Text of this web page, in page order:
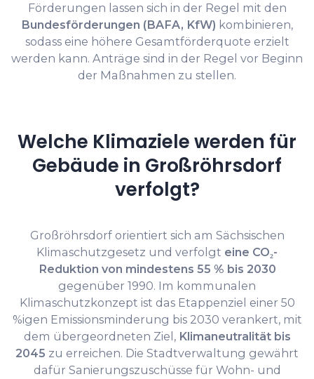
Förderungen lassen sich in der Regel mit den
Bundesförderungen (BAFA, KfW) kombinieren,
sodass eine höhere Gesamtförderquote erzielt
werden kann. Anträge sind in der Regel vor Beginn
der Maßnahmen zu stellen.
Welche Klimaziele werden für
Gebäude in Großröhrsdorf
verfolgt?
Großröhrsdorf orientiert sich am Sächsischen
Klimaschutzgesetz und verfolgt eine CO₂-
Reduktion von mindestens 55 % bis 2030
gegenüber 1990. Im kommunalen
Klimaschutzkonzept ist das Etappenziel einer 50
%igen Emissionsminderung bis 2030 verankert, mit
dem übergeordneten Ziel, Klimaneutralität bis
2045 zu erreichen. Die Stadtverwaltung gewährt
dafür Sanierungszuschüsse für Wohn- und